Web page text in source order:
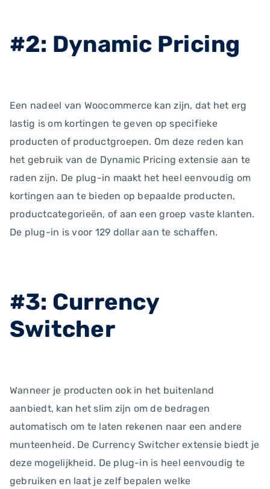
#2: Dynamic Pricing
Een nadeel van Woocommerce kan zijn, dat het erg
lastig is om kortingen te geven op specifieke
producten of productgroepen. Om deze reden kan
het gebruik van de Dynamic Pricing extensie aan te
raden zijn. De plug-in maakt het heel eenvoudig om
kortingen aan te bieden op bepaalde producten,
productcategorieën, of aan een groep vaste klanten.
De plug-in is voor 129 dollar aan te schaffen.
#3: Currency
Switcher
Wanneer je producten ook in het buitenland
aanbiedt, kan het slim zijn om de bedragen
automatisch om te laten rekenen naar een andere
munteenheid. De Currency Switcher extensie biedt je
deze mogelijkheid. De plug-in is heel eenvoudig te
gebruiken en laat je zelf bepalen welke